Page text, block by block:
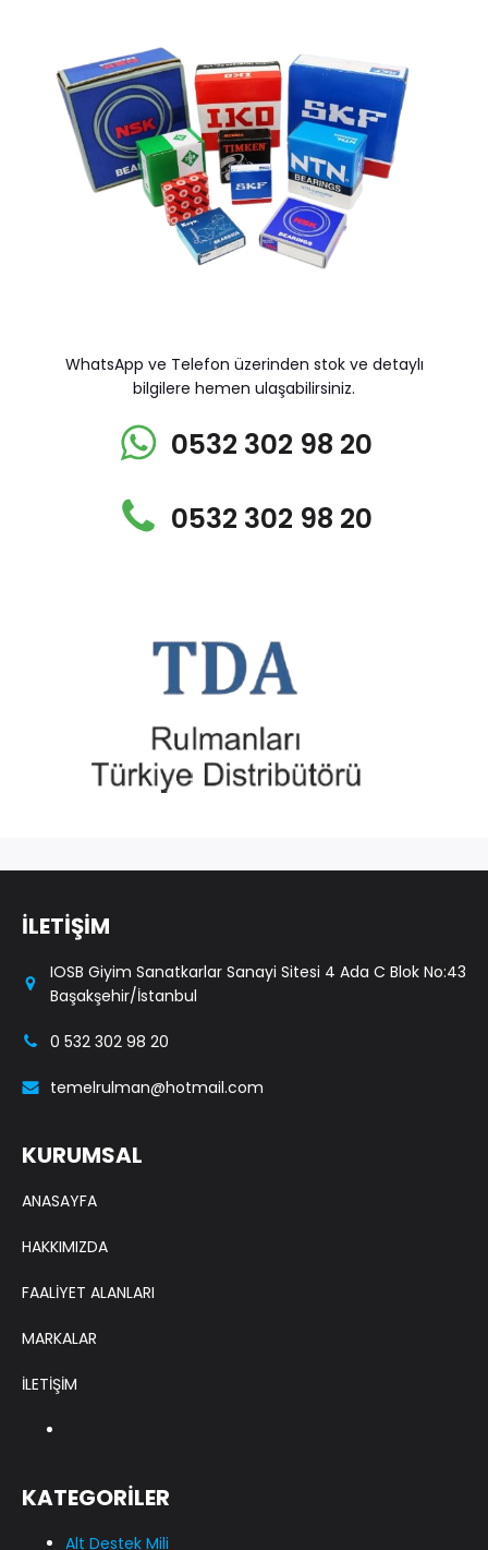
WhatsApp ve Telefon üzerinden stok ve detaylı
bilgilere hemen ulaşabilirsiniz.
0532 302 98 20
0532 302 98 20
İLETİŞİM
IOSB Giyim Sanatkarlar Sanayi Sitesi 4 Ada C Blok No:43
Başakşehir/İstanbul
0 532 302 98 20
temelrulman@hotmail.com
KURUMSAL
ANASAYFA
HAKKIMIZDA
FAALİYET ALANLARI
MARKALAR
İLETİŞİM
KATEGORİLER
Alt Destek Mili